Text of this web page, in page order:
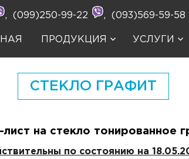
, (099)250-99-22 , (093)569-59-58
ПРОДУКЦИЯ УСЛУГИ
СТЕКЛО ГРАФИТ
лист на стекло тонированное
по состоянию на